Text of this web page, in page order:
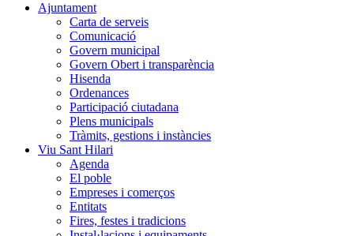
Ajuntament
Carta de serveis
Comunicació
Govern municipal
Govern Obert i transparència
Hisenda
Ordenances
Participació ciutadana
Plens municipals
Tràmits, gestions i instàncies
Viu Sant Hilari
Agenda
El poble
Empreses i comerços
Entitats
Fires, festes i tradicions